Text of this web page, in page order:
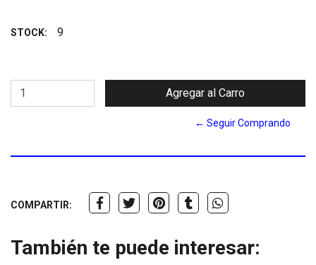
STOCK: 9
← Seguir Comprando
COMPARTIR:
También te puede interesar: